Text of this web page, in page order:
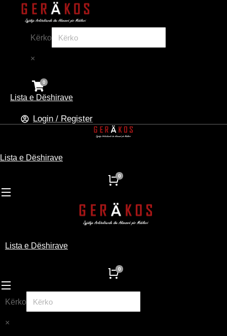
Kërko
×
Lista e Dëshirave
Login / Register
Lista e Dëshirave
Lista e Dëshirave
Kërko
×